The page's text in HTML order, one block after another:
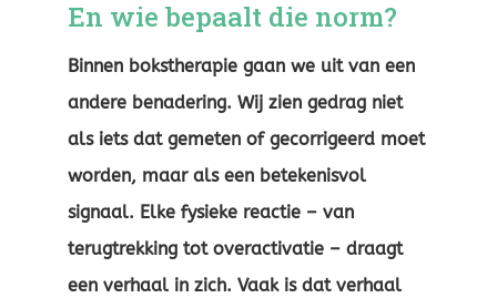
En wie bepaalt die norm?
Binnen bokstherapie gaan we uit van een
andere benadering. Wij zien gedrag niet
als iets dat gemeten of gecorrigeerd moet
worden, maar als een betekenisvol
signaal. Elke fysieke reactie – van
terugtrekking tot overactivatie – draagt
een verhaal in zich. Vaak is dat verhaal